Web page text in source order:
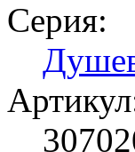
Серия: